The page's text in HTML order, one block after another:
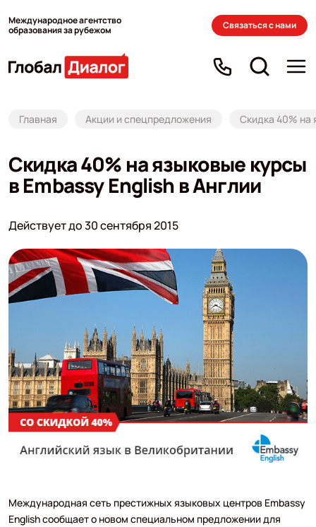
Международное агентство
образования за рубежом
Связаться с нами
Главная Акции и спецпредложения Скидка 40% на
Скидка 40% на языковые курсы
в Embassy English в Англии
Действует до 30 сентября 2015
Международная сеть престижных языковых центров Embassy
English сообщает о новом специальном предложении для